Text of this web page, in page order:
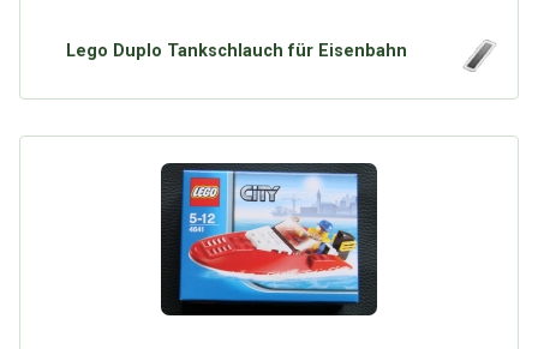
Mediadaten
Presse News
Erweitere Suche
Suchanfragen
Lego Duplo Tankschlauch für Eisenbahn